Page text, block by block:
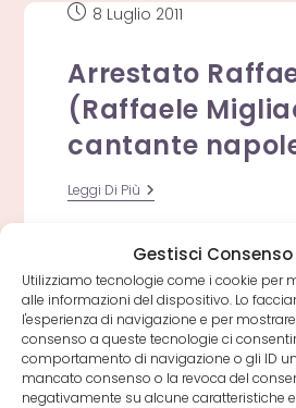
Gestisci Consenso
Utilizziamo tecnologie come i cookie per
alle informazioni del dispositivo. Lo
l'esperienza di navigazione e per
consenso a queste tecnologie ci
comportamento di navigazione o gli ID
mancato consenso o la revoca del
negativamente su alcune caratteristiche
Articolo
8 Luglio 2011
Arrestato
(Raffaele
cantante
Leggi Di Più Arrestato
Raffaello
Migliaccio),
Il
Cantante
Napoletano